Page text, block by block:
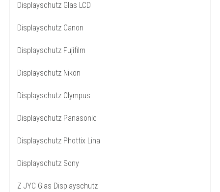
Displayschutz Glas LCD
Displayschutz Canon
Displayschutz Fujifilm
Displayschutz Nikon
Displayschutz Olympus
Displayschutz Panasonic
Displayschutz Phottix Lina
Displayschutz Sony
Z JYC Glas Displayschutz